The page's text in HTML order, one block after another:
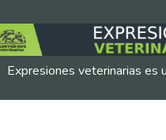
Expresiones veterinarias es